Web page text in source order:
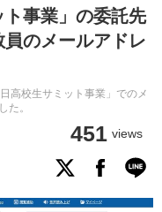
ト事業」の委託先
のメールアドレ
高校生サミット事業」でのメ
。
451 views